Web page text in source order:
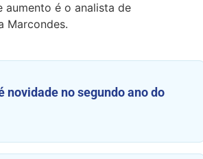
aumento é o analista de
Marcondes.
novidade no segundo ano do